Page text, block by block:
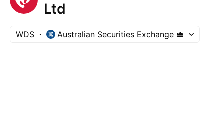
Ltd
WDS Australian Securities Exchange